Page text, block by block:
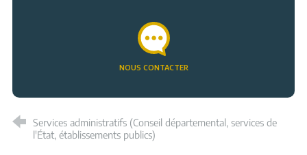
NOUS CONTACTER
Services administratifs (Conseil départemental, services de
l'État, établissements publics)